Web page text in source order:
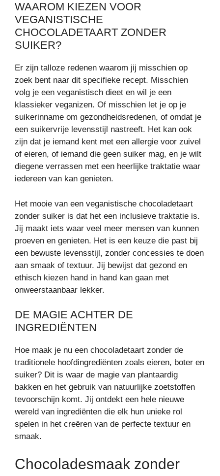
WAAROM KIEZEN VOOR
VEGANISTISCHE
CHOCOLADETAART ZONDER
SUIKER?
Er zijn talloze redenen waarom jij misschien op
zoek bent naar dit specifieke recept. Misschien
volg je een veganistisch dieet en wil je een
klassieker veganizen. Of misschien let je op je
suikerinname om gezondheidsredenen, of omdat je
een suikervrije levensstijl nastreeft. Het kan ook
zijn dat je iemand kent met een allergie voor zuivel
of eieren, of iemand die geen suiker mag, en je wilt
diegene verrassen met een heerlijke traktatie waar
iedereen van kan genieten.
Het mooie van een veganistische chocoladetaart
zonder suiker is dat het een inclusieve traktatie is.
Jij maakt iets waar veel meer mensen van kunnen
proeven en genieten. Het is een keuze die past bij
een bewuste levensstijl, zonder concessies te doen
aan smaak of textuur. Jij bewijst dat gezond en
ethisch kiezen hand in hand kan gaan met
onweerstaanbaar lekker.
DE MAGIE ACHTER DE
INGREDIËNTEN
Hoe maak je nu een chocoladetaart zonder de
traditionele hoofdingrediënten zoals eieren, boter en
suiker? Dit is waar de magie van plantaardig
bakken en het gebruik van natuurlijke zoetstoffen
tevoorschijn komt. Jij ontdekt een hele nieuwe
wereld van ingrediënten die elk hun unieke rol
spelen in het creëren van de perfecte textuur en
smaak.
Chocoladesmaak zonder